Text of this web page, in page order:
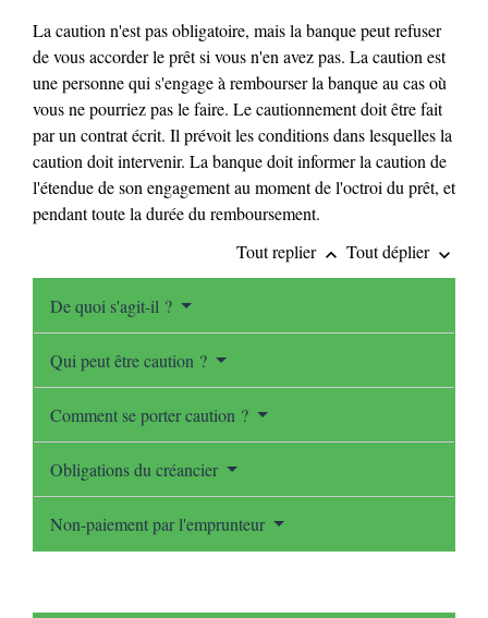
La caution n'est pas obligatoire, mais la banque peut refuser
de vous accorder le prêt si vous n'en avez pas. La caution est
une personne qui s'engage à rembourser la banque au cas où
vous ne pourriez pas le faire. Le cautionnement doit être fait
par un contrat écrit. Il prévoit les conditions dans lesquelles la
caution doit intervenir. La banque doit informer la caution de
l'étendue de son engagement au moment de l'octroi du prêt, et
pendant toute la durée du remboursement.
Tout replier keyboard_arrow_up Tout déplier keyboard_arrow_down
De quoi s'agit-il ?
Qui peut être caution ?
Comment se porter caution ?
Obligations du créancier
Non-paiement par l'emprunteur